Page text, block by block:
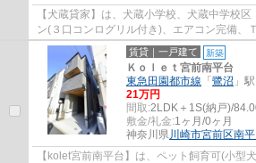
【犬蔵貸家】は、犬蔵小学校、犬蔵中学
ン(３口コンログリル付き)、エアコン完備、
便座２台、駐車場２台無料、リビング１８...
賃貸｜一戸建て 新築
Ｋｏｌｅｔ宮前南平台
東急田園都市線 「 鷺沼 」
21万円
間取:2LDK＋1S(納戸)/
敷金/礼金:1ヶ月/0ヶ月
神奈川県川崎市宮前区南
【kolet宮前南平台】は、ペット飼育可(小型